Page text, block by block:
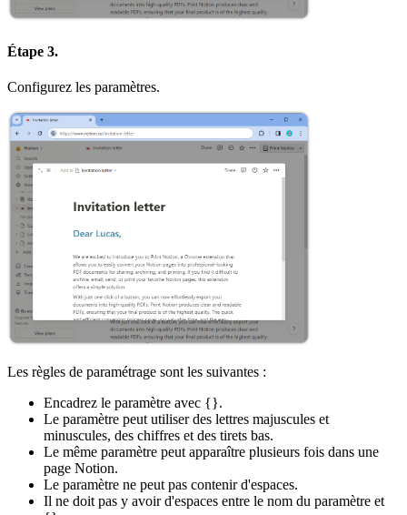
Étape 3.
Configurez les paramètres.
Les règles de paramétrage sont les suivantes :
Encadrez le paramètre avec {}.
Le paramètre peut utiliser des lettres majuscules et
minuscules, des chiffres et des tirets bas.
Le même paramètre peut apparaître plusieurs fois dans une
page Notion.
Le paramètre ne peut pas contenir d'espaces.
Il ne doit pas y avoir d'espaces entre le nom du paramètre et